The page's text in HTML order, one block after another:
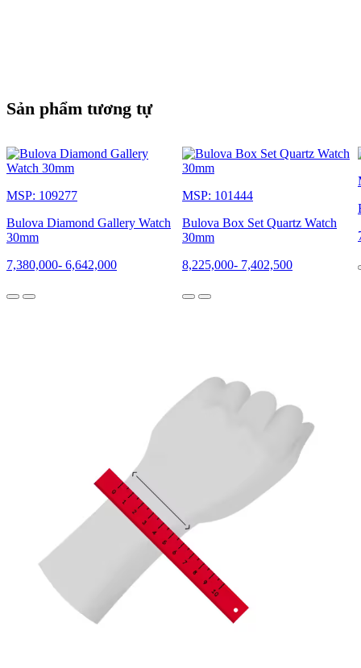
Sản phẩm tương tự
MSP: 109277
Bulova Diamond Gallery Watch
30mm
7,380,000- 6,642,000
MSP: 101444
Bulova Box Set Quartz Watch
30mm
8,225,000- 7,402,500